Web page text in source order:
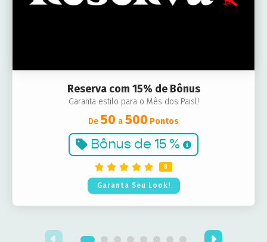
Reserva com 15% de Bônus
Garanta estilo para o Mês dos Paisl!
De 50 a 500 Pontos
Bônus de 15 %
8
Garanta Seu Look!